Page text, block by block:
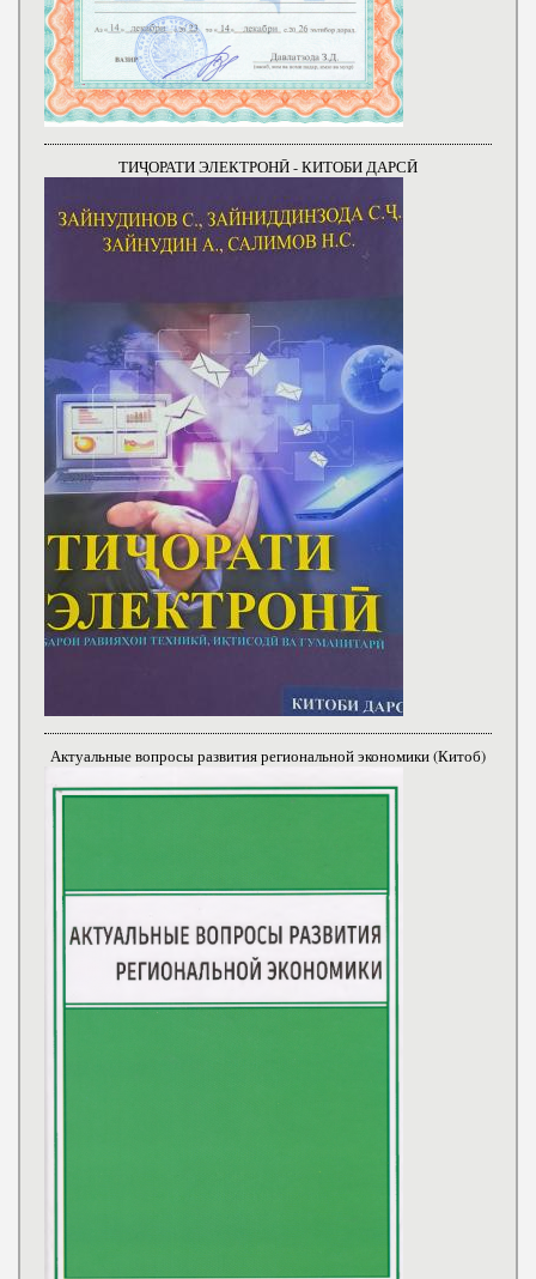
ТИҶОРАТИ ЭЛЕКТРОНӢ - КИТОБИ ДАРСӢ
Актуальные вопросы развития региональной экономики (Китоб)